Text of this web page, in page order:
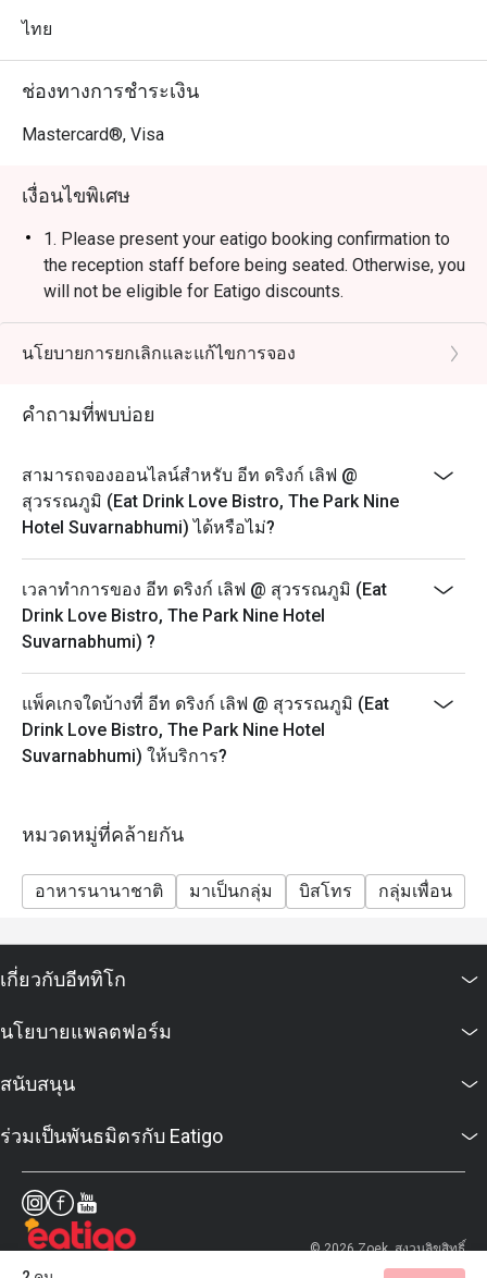
ไทย
ช่องทางการชำระเงิน
Mastercard®, Visa
เงื่อนไขพิเศษ
1. Please present your eatigo booking confirmation to
the reception staff before being seated. Otherwise, you
will not be eligible for Eatigo discounts.
2. All guests in the party must be present within 30
minutes from the reservation time in order to enjoy the
3. Discount applies to a la carte menu only, not including
4. Customers can use the discount as per number of
person booking, not more than booking.
5. Ordering time: 2 hours
นโยบายการยกเลิกและแก้ไขการจอง
คำถามที่พบบ่อย
สามารถจองออนไลน์สำหรับ อีท ดริงก์ เลิฟ @
สุวรรณภูมิ (Eat Drink Love Bistro, The Park Nine
Hotel Suvarnabhumi) ได้หรือไม่?
เวลาทำการของ อีท ดริงก์ เลิฟ @ สุวรรณภูมิ (Eat
Drink Love Bistro, The Park Nine Hotel
Suvarnabhumi) ?
แพ็คเกจใดบ้างที่ อีท ดริงก์ เลิฟ @ สุวรรณภูมิ (Eat
Drink Love Bistro, The Park Nine Hotel
Suvarnabhumi) ให้บริการ?
หมวดหมู่ที่คล้ายกัน
อาหารนานาชาติ มาเป็นกลุ่ม บิสโทร กลุ่มเพื่อน
เกี่ยวกับอีททิโก
นโยบายแพลตฟอร์ม
สนับสนุน
ร่วมเป็นพันธมิตรกับ Eatigo
© 2026 Zoek. สงวนลิขสิทธิ์